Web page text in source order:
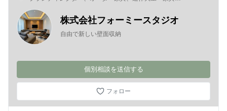
株式会社フォーミースタジオ
自由で新しい壁面収納
個別相談を送信する
フォロー